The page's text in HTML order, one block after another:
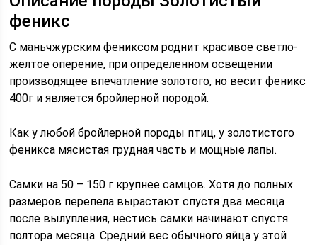
феникс
С маньчжурским фениксом роднит красивое светло-
желтое оперение, при определенном освещении
производящее впечатление золотого, но весит феникс
400г и является бройлерной породой.
Как у любой бройлерной породы птиц, у золотистого
феникса мясистая грудная часть и мощные лапы.
Самки на 50 – 150 г крупнее самцов. Хотя до полных
размеров перепела вырастают спустя два месяца
после вылупления, нестись самки начинают спустя
полтора месяца. Средний вес обычного яйца у этой